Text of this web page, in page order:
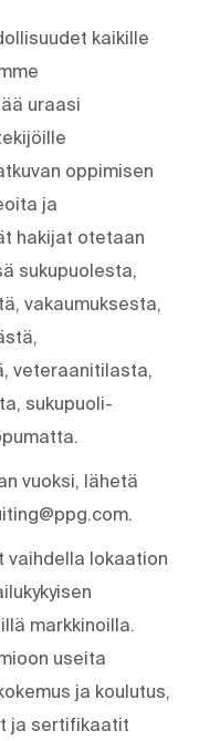
kaikille
uraasi
oppimisen
ja
hakijat otetaan
sukupuolesta,
vakaumuksesta,
veteraanitilasta,
sukupuoli-
vuoksi, lähetä
vaihdella lokaation
markkinoilla.
useita
ja koulutus,
ja sertifikaatit